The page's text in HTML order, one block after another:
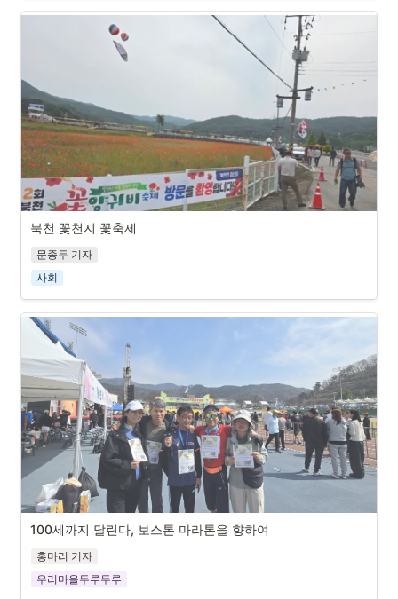
제 12회 양귀비 축제를 찾는 탐방객의 발길이 이어지고 있다.
북천 꽃천지 꽃축제
문종두 기자
사회
100세까지 달린다, 보스톤 마라톤을 향하여
홍마리 기자
우리마을두루두루